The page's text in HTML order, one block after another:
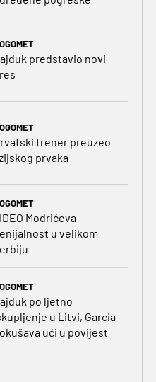
predstavio novi
trener preuzeo
prvaka
Modrićeva
u velikom
po ljetno
u Litvi, Garcia
ući u povijest